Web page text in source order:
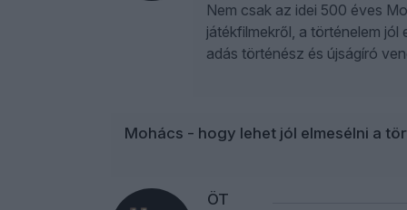
Nem csak az idei 500 éves
játékfilmekről, a történelem
adás történész és újságíró
Mohács - hogy lehet jól elmesélni a
ÖT